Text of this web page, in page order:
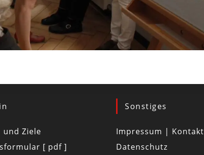
und Ziele
[ pdf ]
Sonstiges
Impressum | Kontakt
Datenschutz